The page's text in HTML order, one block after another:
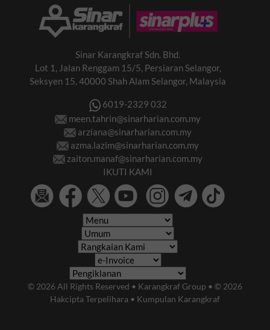
Sinar Karangkraf Sdn. Bhd.
Lot 1, Jalan Renggam 15/5, Persiaran Selangor,
Seksyen 15, 40000 Shah Alam Selangor, Malaysia
6019-2329 032
meen.tahrin@sinarharian.com.my
arziana@sinarharian.com.my
azma.lazim@sinarharian.com.my
zaiton.manaf@sinarharian.com.my
IKUTI KAMI
© 2026 All Rights Reserved • Karangkraf Group • © 2026
Hakcipta Terpelihara • Kumpulan Karangkraf